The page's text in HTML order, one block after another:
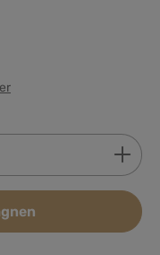
belopp eller